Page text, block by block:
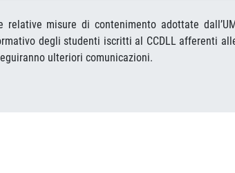
relative misure di contenimento adottate
degli studenti iscritti al CCDLL afferenti
ulteriori comunicazioni.